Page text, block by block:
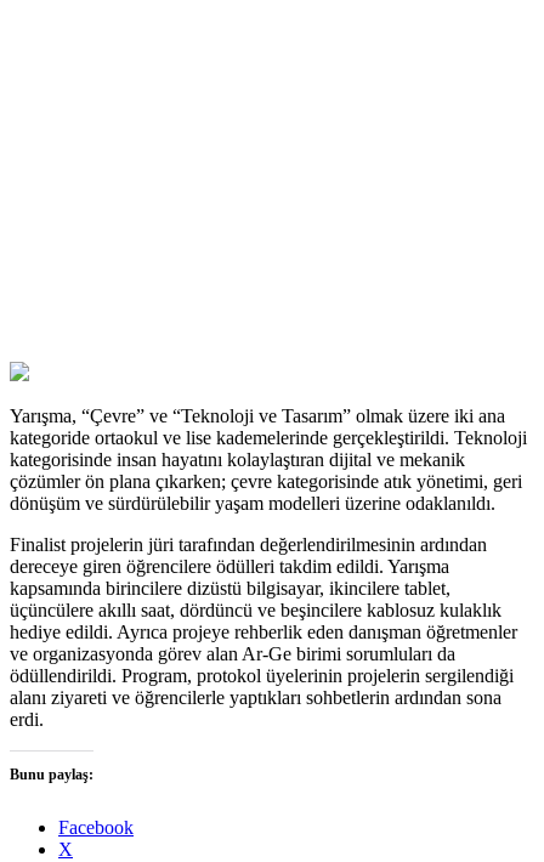
Yarışma, “Çevre” ve “Teknoloji ve Tasarım” olmak üzere iki ana
kategoride ortaokul ve lise kademelerinde gerçekleştirildi. Teknoloji
kategorisinde insan hayatını kolaylaştıran dijital ve mekanik
çözümler ön plana çıkarken; çevre kategorisinde atık yönetimi, geri
dönüşüm ve sürdürülebilir yaşam modelleri üzerine odaklanıldı.
Finalist projelerin jüri tarafından değerlendirilmesinin ardından
dereceye giren öğrencilere ödülleri takdim edildi. Yarışma
kapsamında birincilere dizüstü bilgisayar, ikincilere tablet,
üçüncülere akıllı saat, dördüncü ve beşincilere kablosuz kulaklık
hediye edildi. Ayrıca projeye rehberlik eden danışman öğretmenler
ve organizasyonda görev alan Ar-Ge birimi sorumluları da
ödüllendirildi. Program, protokol üyelerinin projelerin sergilendiği
alanı ziyareti ve öğrencilerle yaptıkları sohbetlerin ardından sona
erdi.
Bunu paylaş:
Facebook
X